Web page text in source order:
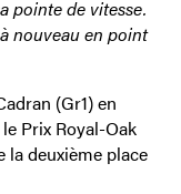
pointe de vitesse.
nouveau en point
(Gr1) en
Prix Royal-Oak
la deuxième place